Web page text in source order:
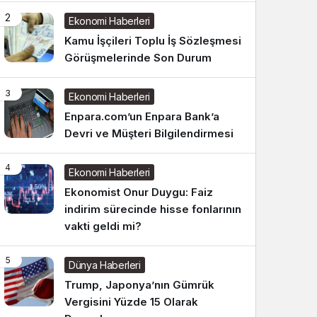
2 Ekonomi Haberleri
Kamu İşçileri Toplu İş Sözleşmesi
Görüşmelerinde Son Durum
3 Ekonomi Haberleri
Enpara.com’un Enpara Bank’a
Devri ve Müşteri Bilgilendirmesi
4 Ekonomi Haberleri
Ekonomist Onur Duygu: Faiz
indirim sürecinde hisse fonlarının
vakti geldi mi?
5 Dünya Haberleri
Trump, Japonya’nın Gümrük
Vergisini Yüzde 15 Olarak